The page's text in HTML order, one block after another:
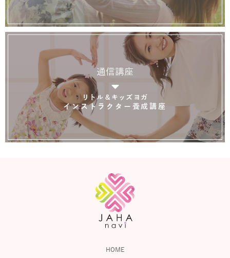
通信講座
リトル＆キッズヨガ
インストラクター養成講座
HOME